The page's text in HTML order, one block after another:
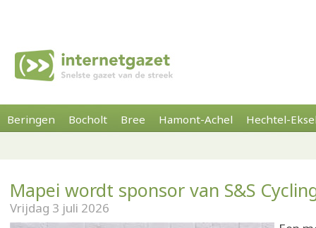
Beringen Bocholt Bree Hamont-Achel Hechtel-
Mapei wordt sponsor van S&S
Vrijdag 3 juli 2026